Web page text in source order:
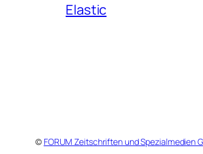
Elastic
© FORUM Zeitschriften und Spezialmedien